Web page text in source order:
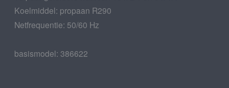
Koelmiddel: propaan R290
Netfrequentie: 50/60 Hz
basismodel: 386622